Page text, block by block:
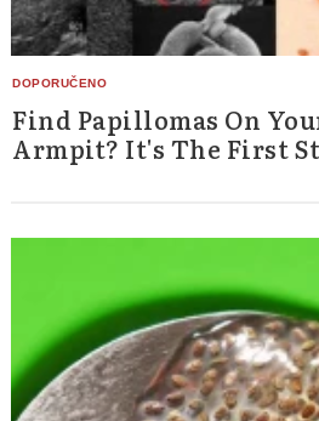
Find Papillomas On
Armpit? It's The First